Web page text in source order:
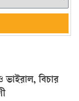
ভাইরাল, বিচার